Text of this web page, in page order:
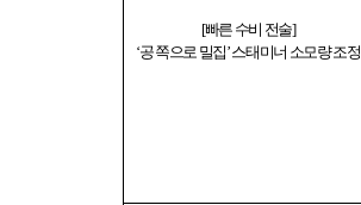
[빠른 수비 전술]
‘공 쪽으로 밀집’스태미너 소모량 조정